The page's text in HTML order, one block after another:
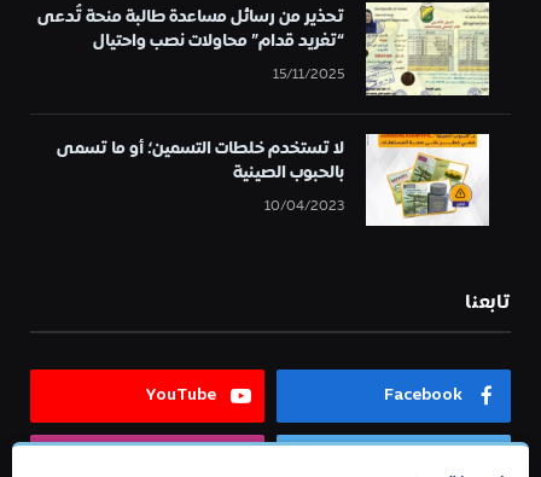
تحذير من رسائل مساعدة طالبة منحة تُدعى
“تغريد قدام” محاولات نصب واحتيال
15/11/2025
لا تستخدم خلطات التسمين؛ أو ما تسمى
بالحبوب الصينية
10/04/2023
تابعنا
Facebook
YouTube